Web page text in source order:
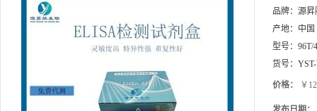
品牌： 源昇
产地： 中国
型号： 96T/
货号：
价格： ￥